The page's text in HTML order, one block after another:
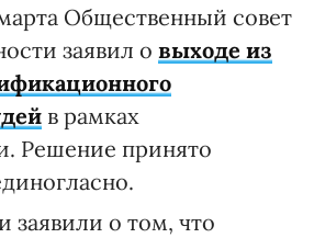
Общественный совет
заявил о выходе из
в рамках
Решение принято
заявили о том, что